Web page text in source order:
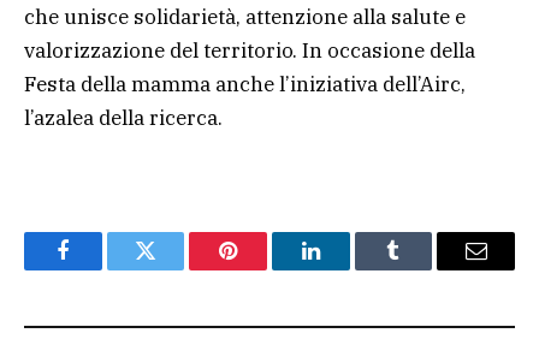
che unisce solidarietà, attenzione alla salute e
valorizzazione del territorio. In occasione della
Festa della mamma anche l’iniziativa dell’Airc,
l’azalea della ricerca.
FacebookTwitter Pinterest LinkedInTumblr Email